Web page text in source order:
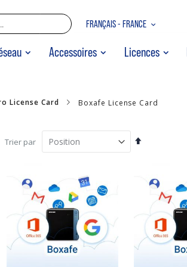
RECHERCHER
AllezLANGUE
FRANÇAIS - FRANCE
Accessoires Licences
License Card Boxafe License Card
Trier par
Par